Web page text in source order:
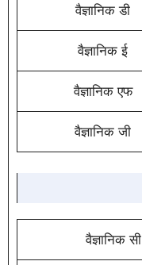
वैज्ञानिक डी
वैज्ञानिक ई
वैज्ञानिक एफ
वैज्ञानिक जी
वैज्ञानिक सी